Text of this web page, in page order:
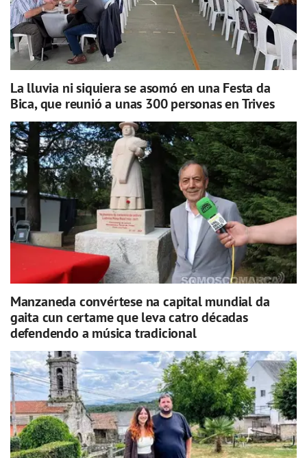
La lluvia ni siquiera se asomó en una Festa da
Bica, que reunió a unas 300 personas en Trives
Manzaneda convértese na capital mundial da
gaita cun certame que leva catro décadas
defendendo a música tradicional